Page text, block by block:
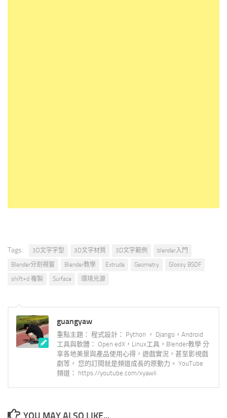
Tags: 3D文字字型 3D文字材質 3D文字範例
blender入門
Blender分割視窗
Blender教學 Extrude Geometry
Glossy BSDF
shift+d 複製
Surface 環境光源
guangyaw
重點主題： 程式設計： Python ， Django，Android
工具與軟體： Open edX，Linux工具，Blender教學 分
享各地美景與產品使用心得，遊戲實況，甚至影視戲
劇等， 您的訂閱就是頻道成長的原動力。 YouTube
頻道： https://youtube.com/xyawli